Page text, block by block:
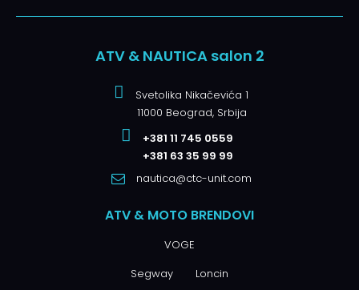
ATV & NAUTICA salon 2
Svetolika Nikačevića 1
11000 Beograd, Srbija
+381 11 745 0559
+381 63 35 99 99
nautica@ctc-unit.com
ATV & MOTO BRENDOVI
VOGE
Segway Loncin